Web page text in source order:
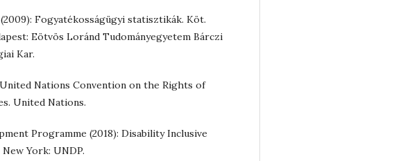
Fogyatékosságügyi statisztikák. Köt.
Eötvös Loránd Tudományegyetem Bárczi
Kar.
Nations Convention on the Rights of
United Nations.
Programme (2018): Disability Inclusive
York: UNDP.